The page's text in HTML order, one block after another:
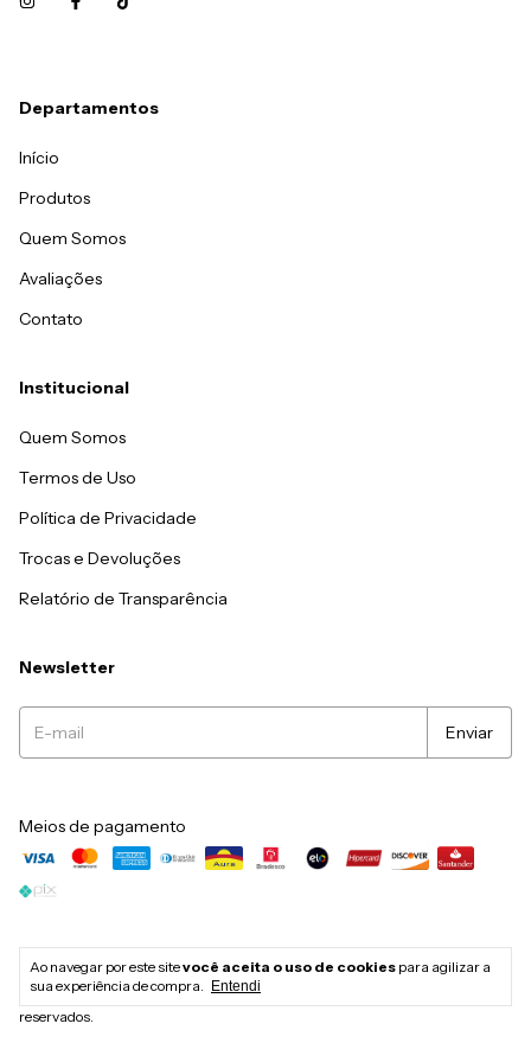
Ao navegar por este sitevocê aceita o uso de cookies para agilizar a
sua experiência de compra.
Entendi
Departamentos
Início
Produtos
Quem Somos
Avaliações
Contato
Institucional
Quem Somos
Termos de Uso
Política de Privacidade
Trocas e Devoluções
Relatório de Transparência
Newsletter
Meios de pagamento
Copyright Ws Natural - 38147008000158 - 2026. Todos os direitos
reservados.